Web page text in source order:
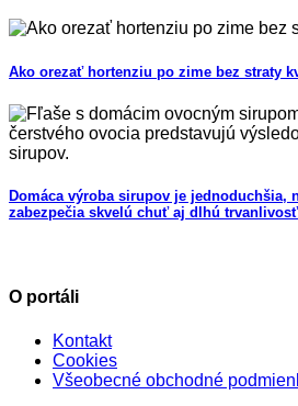
Ako orezať hortenziu po zime bez straty
Domáca výroba sirupov je jednoduchšia,
zabezpečia skvelú chuť aj dlhú trvanlivosť
O portáli
Kontakt
Cookies
Všeobecné obchodné